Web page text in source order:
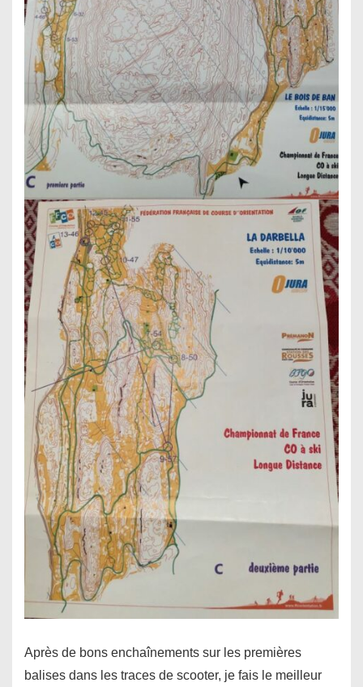
Après de bons enchaînements sur les premières
balises dans les traces de scooter, je fais le meilleur